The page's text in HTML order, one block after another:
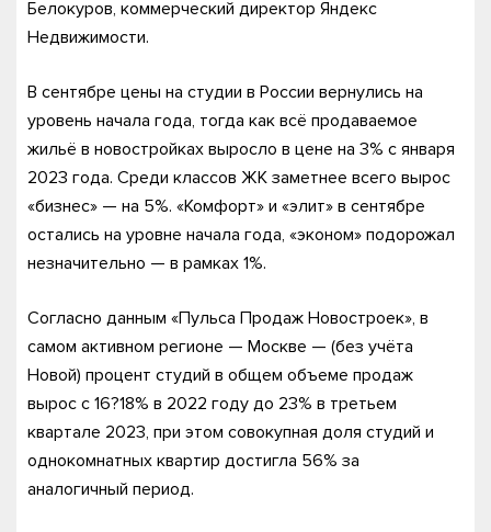
Белокуров, коммерческий директор Яндекс
Недвижимости.
В сентябре цены на студии в России вернулись на
уровень начала года, тогда как всё продаваемое
жильё в новостройках выросло в цене на 3% с января
2023 года. Среди классов ЖК заметнее всего вырос
«бизнес» — на 5%. «Комфорт» и «элит» в сентябре
остались на уровне начала года, «эконом» подорожал
незначительно — в рамках 1%.
Согласно данным «Пульса Продаж Новостроек», в
самом активном регионе — Москве — (без учёта
Новой) процент студий в общем объеме продаж
вырос с 16?18% в 2022 году до 23% в третьем
квартале 2023, при этом совокупная доля студий и
однокомнатных квартир достигла 56% за
аналогичный период.